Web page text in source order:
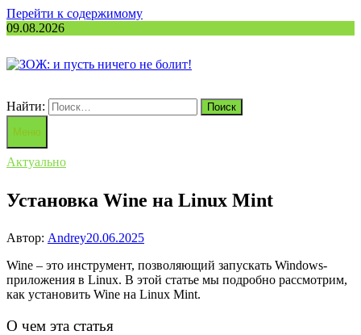
Перейти к содержимому
09.08.2026
Найти:
Меню
Актуально
Установка Wine на Linux Mint
Автор: Andrey20.06.2025
Wine – это инструмент, позволяющий запускать Windows-
приложения в Linux. В этой статье мы подробно рассмотрим,
как установить Wine на Linux Mint.
О чем эта статья